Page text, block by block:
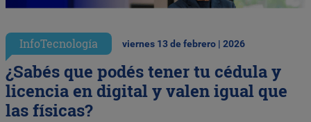
InfoTecnología viernes 13 de febrero | 2026
¿Sabés que podés tener tu cédula y
licencia en digital y valen igual que
las físicas?